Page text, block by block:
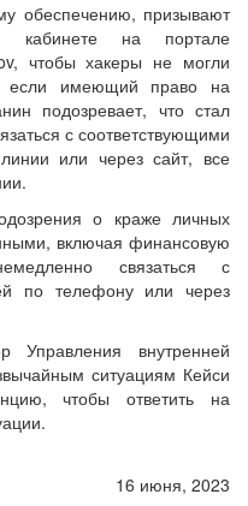
обеспечению, призывают
кабинете на портале
чтобы хакеры не могли
если имеющий право на
подозревает, что стал
с соответствующими
или через сайт, все
о краже личных
включая финансовую
связаться с
по телефону или через
внутренней
ситуациям Кейси
чтобы ответить на
16 июня, 2023